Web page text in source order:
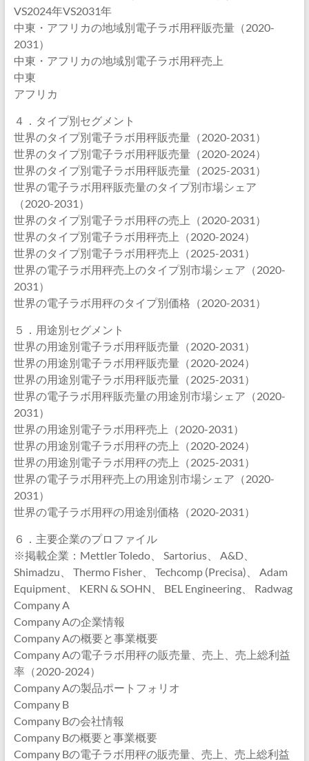
VS2024年VS2031年
中東・アフリカの地域別電子ラボ用秤販売量（2020-
2031）
中東・アフリカの地域別電子ラボ用秤売上
中東
アフリカ
４．タイプ別セグメント
世界のタイプ別電子ラボ用秤販売量（2020-2031）
世界のタイプ別電子ラボ用秤販売量（2020-2024）
世界のタイプ別電子ラボ用秤販売量（2025-2031）
世界の電子ラボ用秤販売量のタイプ別市場シェア
（2020-2031）
世界のタイプ別電子ラボ用秤の売上（2020-2031）
世界のタイプ別電子ラボ用秤売上（2020-2024）
世界のタイプ別電子ラボ用秤売上（2025-2031）
世界の電子ラボ用秤売上のタイプ別市場シェア（2020-
2031）
世界の電子ラボ用秤のタイプ別価格（2020-2031）
５．用途別セグメント
世界の用途別電子ラボ用秤販売量（2020-2031）
世界の用途別電子ラボ用秤販売量（2020-2024）
世界の用途別電子ラボ用秤販売量（2025-2031）
世界の電子ラボ用秤販売量の用途別市場シェア（2020-
2031）
世界の用途別電子ラボ用秤売上（2020-2031）
世界の用途別電子ラボ用秤の売上（2020-2024）
世界の用途別電子ラボ用秤の売上（2025-2031）
世界の電子ラボ用秤売上の用途別市場シェア（2020-
2031）
世界の電子ラボ用秤の用途別価格（2020-2031）
６．主要企業のプロファイル
※掲載企業：Mettler Toledo、 Sartorius、 A&D、
Shimadzu、 Thermo Fisher、 Techcomp (Precisa)、 Adam
Equipment、 KERN & SOHN、 BEL Engineering、 Radwag
Company A
Company Aの企業情報
Company Aの概要と事業概要
Company Aの電子ラボ用秤の販売量、売上、売上総利益
率（2020-2024）
Company Aの製品ポートフォリオ
Company B
Company Bの会社情報
Company Bの概要と事業概要
Company Bの電子ラボ用秤の販売量、売上、売上総利益